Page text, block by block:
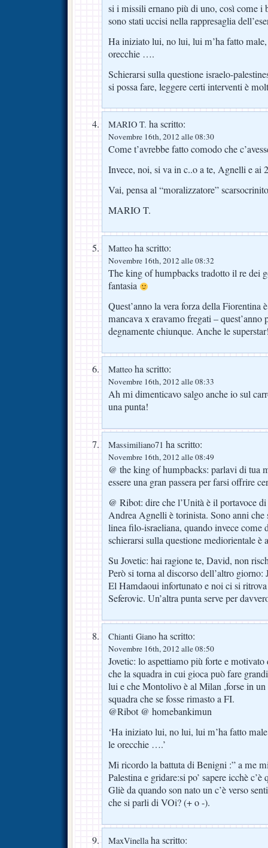
si i missili ernano più di uno, così come i
sono stati uccisi nella rappresaglia
Ha iniziato lui, no lui, lui m’ha fatto
orecchie ….
Schierarsi sulla questione israelo-
si possa fare, leggere certi interventi è
MARIO T. ha scritto:
Novembre 16th, 2012 alle 08:30
Come t’avrebbe fatto comodo che
Invece, noi, si va in c..o a te, Agnelli e ai
Vai, pensa al “moralizzatore”
MARIO T.
Matteo ha scritto:
Novembre 16th, 2012 alle 08:32
The king of humpbacks tradotto il re dei
fantasia
Quest’anno la vera forza della Fiorentina
mancava x eravamo fregati – quest’anno
degnamente chiunque. Anche le
Matteo ha scritto:
Novembre 16th, 2012 alle 08:33
Ah mi dimenticavo salgo anche io sul
una punta!
Massimiliano71 ha scritto:
Novembre 16th, 2012 alle 08:49
@ the king of humpbacks: parlavi di tua
essere una gran passera per farsi offrire
@ Ribot: dire che l’Unità è il portavoce
Andrea Agnelli è torinista. Sono anni che
linea filo-israeliana, quando invece come
schierarsi sulla questione mediorientale è
Su Jovetic: hai ragione te, David, non
Però si torna al discorso dell’altro
El Hamdaoui infortunato e noi ci si
Seferovic. Un’altra punta serve per
Chianti Giano ha scritto:
Novembre 16th, 2012 alle 08:50
Jovetic: lo aspettiamo più forte e
che la squadra in cui gioca può fare
lui e che Montolivo è al Milan ,forse in
squadra che se fosse rimasto a FI.
@Ribot @ homebankimun
‘Ha iniziato lui, no lui, lui m’ha fatto
le orecchie ….’
Mi ricordo la battuta di Benigni :” a me
Palestina e gridare:si po’ sapere icchè
Gliè da quando son nato un c’è verso
che si parli di VOi? (+ o -).
MaxVinellaha scritto: